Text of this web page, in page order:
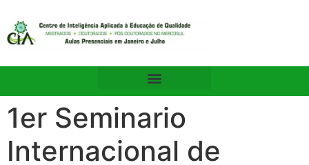
1er Seminario
Internacional de